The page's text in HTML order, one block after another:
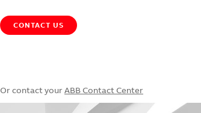
CONTACT US
Or contact your ABB Contact Center